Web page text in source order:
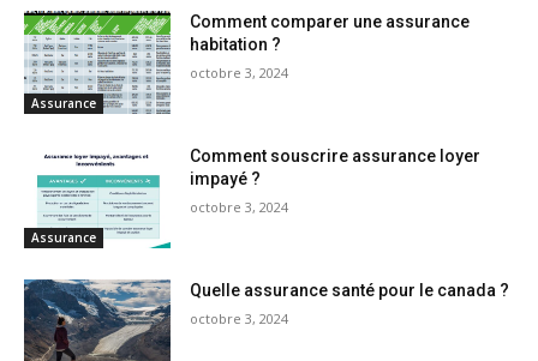
Assurance
Comment comparer une assurance
habitation ?
octobre 3, 2024
Assurance
Comment souscrire assurance loyer
impayé ?
octobre 3, 2024
Quelle assurance santé pour le canada ?
octobre 3, 2024